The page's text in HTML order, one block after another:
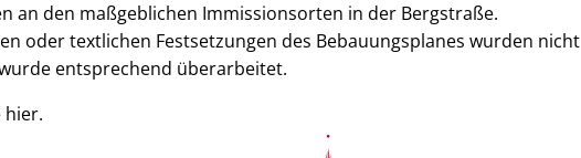
an den maßgeblichen Immissionsorten in der Bergstraße.
oder textlichen Festsetzungen des Bebauungsplanes wurden nicht
entsprechend überarbeitet.
hier.